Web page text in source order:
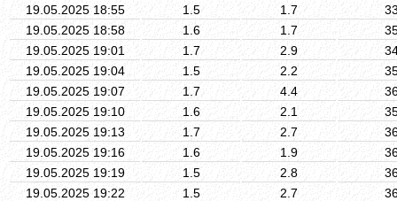
19.05.2025 18:55
1.5 1.7
19.05.2025 18:58
1.6 1.7
19.05.2025 19:01
1.7 2.9
19.05.2025 19:04
1.5 2.2
19.05.2025 19:07
1.7 4.4
19.05.2025 19:10
1.6 2.1
19.05.2025 19:13
1.7 2.7
19.05.2025 19:16
1.6 1.9
19.05.2025 19:19
1.5 2.8
19.05.2025 19:22
1.5 2.7